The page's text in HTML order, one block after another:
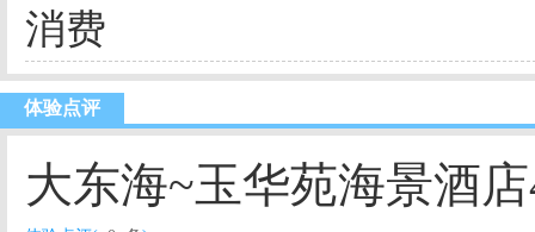
消费
体验点评
大东海~玉华苑海景酒